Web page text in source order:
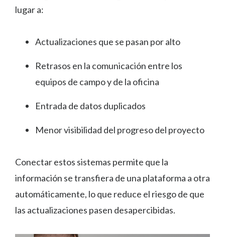
lugar a:
Actualizaciones que se pasan por alto
Retrasos en la comunicación entre los
equipos de campo y de la oficina
Entrada de datos duplicados
Menor visibilidad del progreso del proyecto
Conectar estos sistemas permite que la
información se transfiera de una plataforma a otra
automáticamente, lo que reduce el riesgo de que
las actualizaciones pasen desapercibidas.